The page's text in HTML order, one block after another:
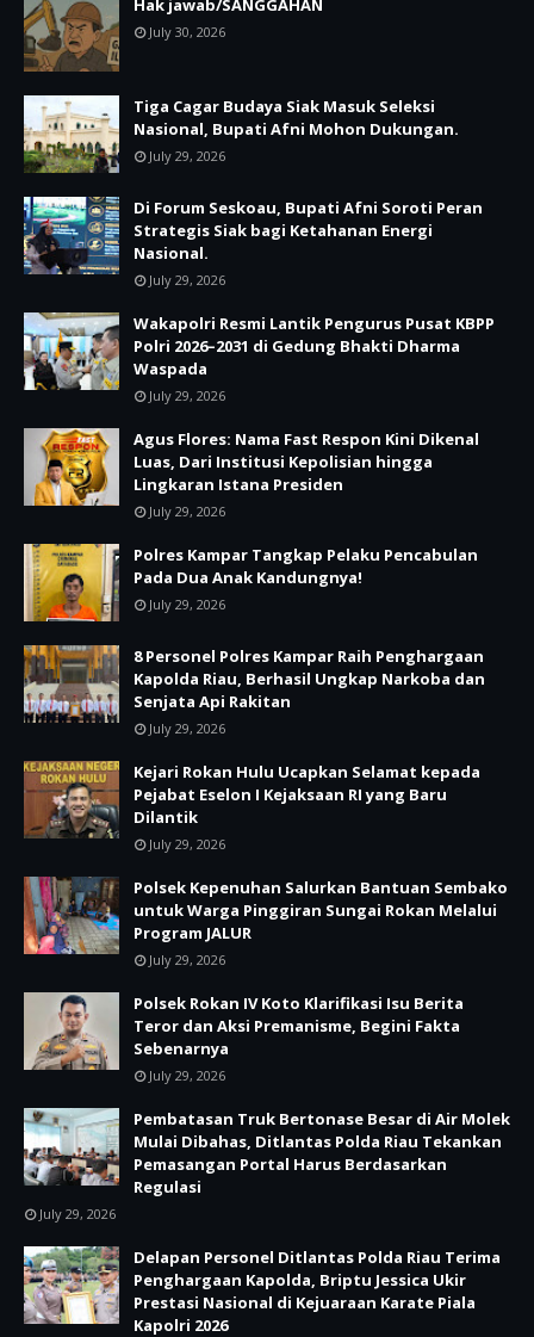
Hak jawab/SANGGAHAN
July 30, 2026
Tiga Cagar Budaya Siak Masuk Seleksi
Nasional, Bupati Afni Mohon Dukungan.
July 29, 2026
Di Forum Seskoau, Bupati Afni Soroti Peran
Strategis Siak bagi Ketahanan Energi
Nasional.
July 29, 2026
Wakapolri Resmi Lantik Pengurus Pusat KBPP
Polri 2026–2031 di Gedung Bhakti Dharma
Waspada
July 29, 2026
Agus Flores: Nama Fast Respon Kini Dikenal
Luas, Dari Institusi Kepolisian hingga
Lingkaran Istana Presiden
July 29, 2026
Polres Kampar Tangkap Pelaku Pencabulan
Pada Dua Anak Kandungnya!
July 29, 2026
8 Personel Polres Kampar Raih Penghargaan
Kapolda Riau, Berhasil Ungkap Narkoba dan
Senjata Api Rakitan
July 29, 2026
Kejari Rokan Hulu Ucapkan Selamat kepada
Pejabat Eselon I Kejaksaan RI yang Baru
Dilantik
July 29, 2026
Polsek Kepenuhan Salurkan Bantuan Sembako
untuk Warga Pinggiran Sungai Rokan Melalui
Program JALUR
July 29, 2026
Polsek Rokan IV Koto Klarifikasi Isu Berita
Teror dan Aksi Premanisme, Begini Fakta
Sebenarnya
July 29, 2026
Pembatasan Truk Bertonase Besar di Air Molek
Mulai Dibahas, Ditlantas Polda Riau Tekankan
Pemasangan Portal Harus Berdasarkan
Regulasi
July 29, 2026
Delapan Personel Ditlantas Polda Riau Terima
Penghargaan Kapolda, Briptu Jessica Ukir
Prestasi Nasional di Kejuaraan Karate Piala
Kapolri 2026